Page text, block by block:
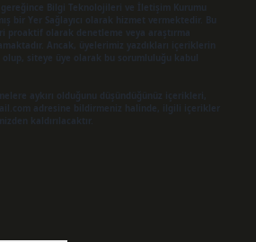
gereğince Bilgi Teknolojileri ve İletişim Kurumu
bir Yer Sağlayıcı olarak hizmet vermektedir. Bu
proaktif olarak denetleme veya araştırma
Ancak, üyelerimiz yazdıkları içeriklerin
siteye üye olarak bu sorumluluğu kabul
aykırı olduğunu düşündüğünüz içerikleri,
adresine bildirmeniz halinde, ilgili içerikler
kaldırılacaktır.